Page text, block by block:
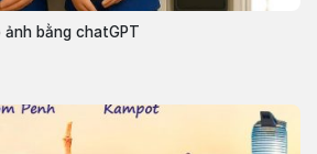
ảnh bằng chatGPT